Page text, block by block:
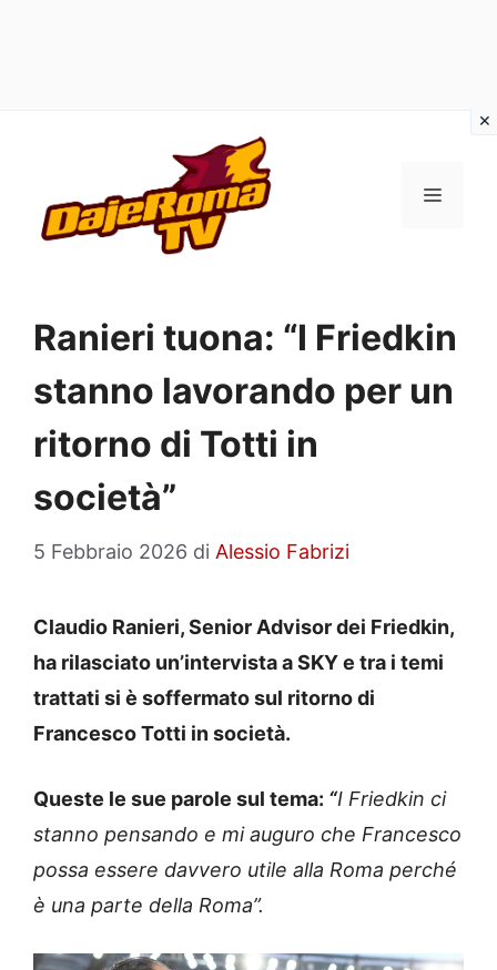
contenuto
MENU
Ranieri tuona: “I Friedkin
stanno lavorando per un
ritorno di Totti in
società”
5 Febbraio 2026 di Alessio Fabrizi
Claudio Ranieri, Senior Advisor dei Friedkin,
ha rilasciato un’intervista a SKY e tra i temi
trattati si è soffermato sul ritorno di
Francesco Totti in società.
Queste le sue parole sul tema: “I Friedkin ci
stanno pensando e mi auguro che Francesco
possa essere davvero utile alla Roma perché
è una parte della Roma”.